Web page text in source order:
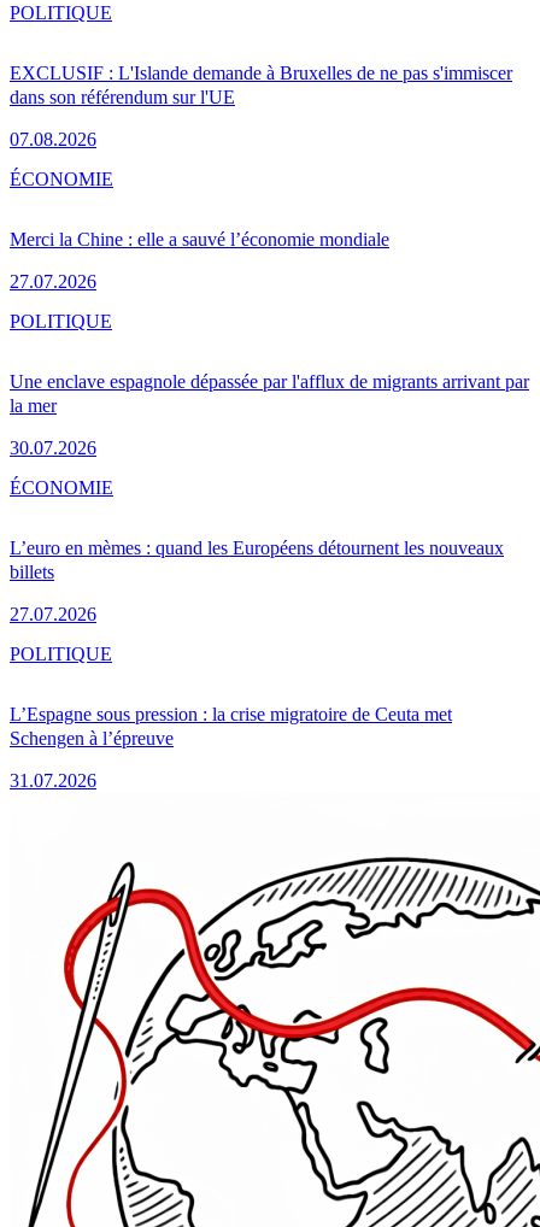
EXCLUSIF : L'Islande demande à Bruxelles de ne pas s'immiscer
dans son référendum sur l'UE
07.08.2026
POLITIQUE
Merci la Chine : elle a sauvé l’économie mondiale
27.07.2026
ÉCONOMIE
Une enclave espagnole dépassée par l'afflux de migrants arrivant par
la mer
30.07.2026
POLITIQUE
L’euro en mèmes : quand les Européens détournent les nouveaux
billets
27.07.2026
ÉCONOMIE
L’Espagne sous pression : la crise migratoire de Ceuta met
Schengen à l’épreuve
31.07.2026
POLITIQUE